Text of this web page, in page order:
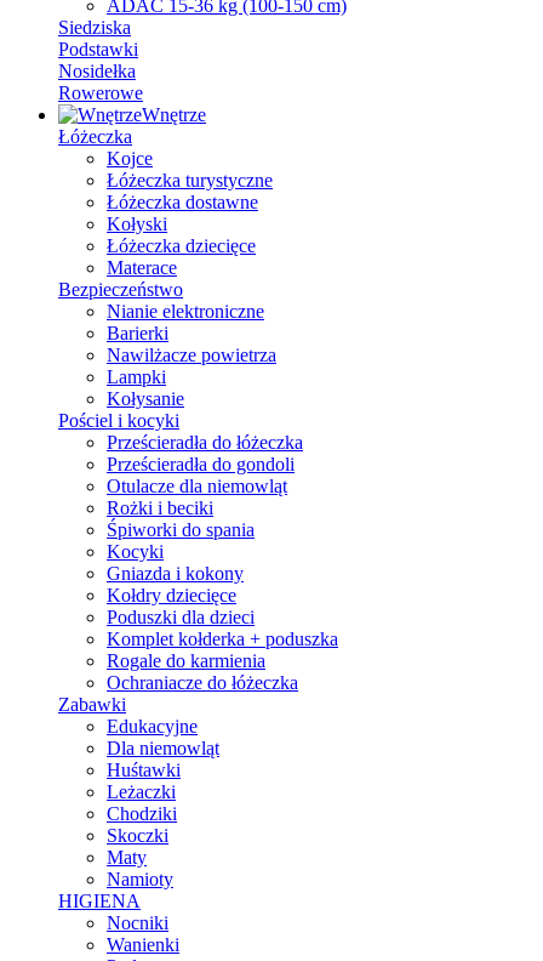
ADAC 15-36 kg (100-150 cm)
Siedziska
Podstawki
Nosidełka
Rowerowe
Wnętrze
Łóżeczka
Kojce
Łóżeczka turystyczne
Łóżeczka dostawne
Kołyski
Łóżeczka dziecięce
Materace
Bezpieczeństwo
Nianie elektroniczne
Barierki
Nawilżacze powietrza
Lampki
Kołysanie
Pościel i kocyki
Prześcieradła do łóżeczka
Prześcieradła do gondoli
Otulacze dla niemowląt
Rożki i beciki
Śpiworki do spania
Kocyki
Gniazda i kokony
Kołdry dziecięce
Poduszki dla dzieci
Komplet kołderka + poduszka
Rogale do karmienia
Ochraniacze do łóżeczka
Zabawki
Edukacyjne
Dla niemowląt
Huśtawki
Leżaczki
Chodziki
Skoczki
Maty
Namioty
HIGIENA
Nocniki
Wanienki